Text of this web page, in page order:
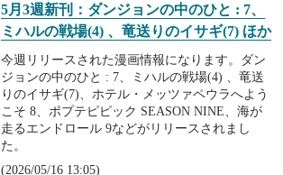
5月3週新刊：ダンジョンの中のひと : 7、
ミハルの戦場(4) 、竜送りのイサギ(7) ほか
今週リリースされた漫画情報になります。ダン
ジョンの中のひと : 7、ミハルの戦場(4) 、竜送
りのイサギ(7)、ホテル・メッツァペウラへよう
こそ 8、ポプテピピック SEASON NINE、海が
走るエンドロール 9などがリリースされまし
た。
(2026/05/16 13:05)